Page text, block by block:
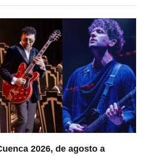
2026, de agosto a